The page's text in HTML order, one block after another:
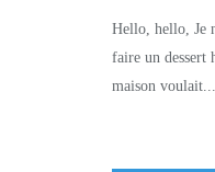
Hello, hello, Je
faire un dessert
maison voulait...